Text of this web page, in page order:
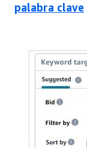
palabra clave